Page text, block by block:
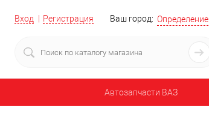
Вход Регистрация Ваш город: Определение
Автозапчасти ВАЗ